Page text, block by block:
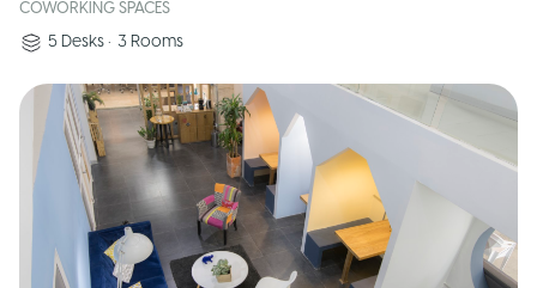
COWORKING SPACES
5 Desks • 3 Rooms